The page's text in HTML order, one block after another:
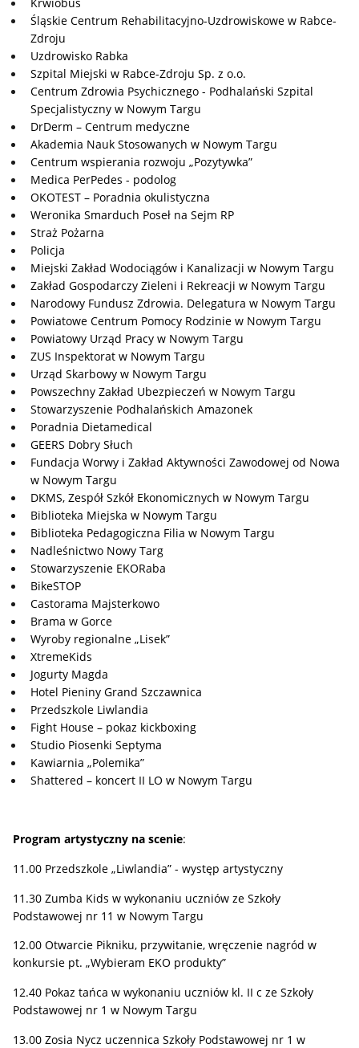
Śląskie Centrum Rehabilitacyjno-Uzdrowiskowe w Rabce-
Zdroju
Uzdrowisko Rabka
Szpital Miejski w Rabce-Zdroju Sp. z o.o.
Centrum Zdrowia Psychicznego - Podhalański Szpital
Specjalistyczny w Nowym Targu
DrDerm – Centrum medyczne
Akademia Nauk Stosowanych w Nowym Targu
Centrum wspierania rozwoju „Pozytywka”
Medica PerPedes - podolog
OKOTEST – Poradnia okulistyczna
Weronika Smarduch Poseł na Sejm RP
Straż Pożarna
Policja
Miejski Zakład Wodociągów i Kanalizacji w Nowym Targu
Zakład Gospodarczy Zieleni i Rekreacji w Nowym Targu
Narodowy Fundusz Zdrowia. Delegatura w Nowym Targu
Powiatowe Centrum Pomocy Rodzinie w Nowym Targu
Powiatowy Urząd Pracy w Nowym Targu
ZUS Inspektorat w Nowym Targu
Urząd Skarbowy w Nowym Targu
Powszechny Zakład Ubezpieczeń w Nowym Targu
Stowarzyszenie Podhalańskich Amazonek
Poradnia Dietamedical
GEERS Dobry Słuch
Fundacja Worwy i Zakład Aktywności Zawodowej od Nowa
w Nowym Targu
DKMS, Zespół Szkół Ekonomicznych w Nowym Targu
Biblioteka Miejska w Nowym Targu
Biblioteka Pedagogiczna Filia w Nowym Targu
Nadleśnictwo Nowy Targ
Stowarzyszenie EKORaba
BikeSTOP
Castorama Majsterkowo
Brama w Gorce
Wyroby regionalne „Lisek”
XtremeKids
Jogurty Magda
Hotel Pieniny Grand Szczawnica
Przedszkole Liwlandia
Fight House – pokaz kickboxing
Studio Piosenki Septyma
Kawiarnia „Polemika”
Shattered – koncert II LO w Nowym Targu
Program artystyczny na scenie:
11.00 Przedszkole „Liwlandia” - występ artystyczny
11.30 Zumba Kids w wykonaniu uczniów ze Szkoły
Podstawowej nr 11 w Nowym Targu
12.00 Otwarcie Pikniku, przywitanie, wręczenie nagród w
konkursie pt. „Wybieram EKO produkty”
12.40 Pokaz tańca w wykonaniu uczniów kl. II c ze Szkoły
Podstawowej nr 1 w Nowym Targu
13.00 Zosia Nycz uczennica Szkoły Podstawowej nr 1 w